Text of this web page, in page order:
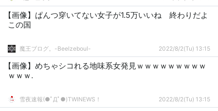
【画像】ぱんつ穿いてない女子が1.5万いいね 終わりだよ
この国
魔王ブログ。-Beelzeboul- 2022/8/2(Tu) 13:15
【画像】めちゃシコれる地味系女発見ｗｗｗｗｗｗｗｗｗ
ｗｗｗ.
雪夜速報(●ﾟДﾟ●)TWINEWS！ 2022/8/2(Tu) 13:15